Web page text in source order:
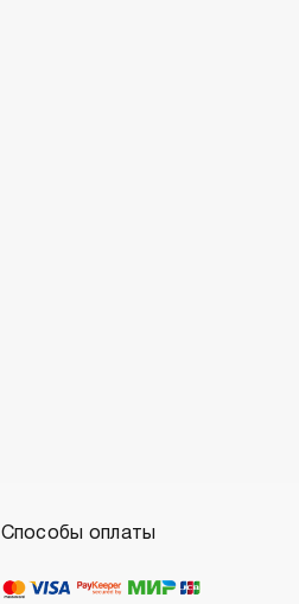
Способы оплаты